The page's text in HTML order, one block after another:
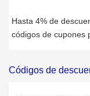
Hasta 4% de
códigos de cupones
Códigos de